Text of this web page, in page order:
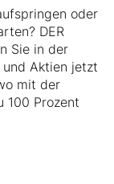
oder
DER
Sie in der
Aktien jetzt
mit der
100 Prozent